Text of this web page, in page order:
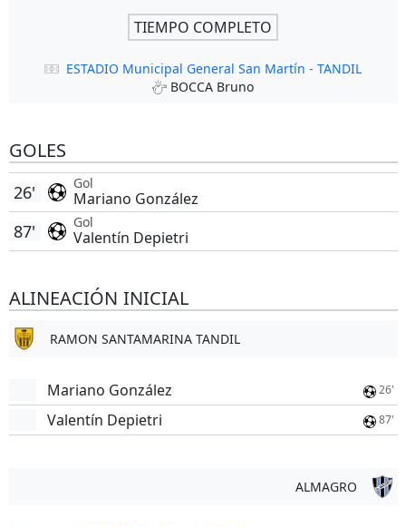
TIEMPO COMPLETO
ESTADIO Municipal General San Martín - TANDIL
BOCCA Bruno
GOLES
Gol
Mariano González
26'
Gol
Valentín Depietri
87'
ALINEACIÓN INICIAL
RAMON SANTAMARINA TANDIL
Mariano González 26'
Valentín Depietri 87'
ALMAGRO